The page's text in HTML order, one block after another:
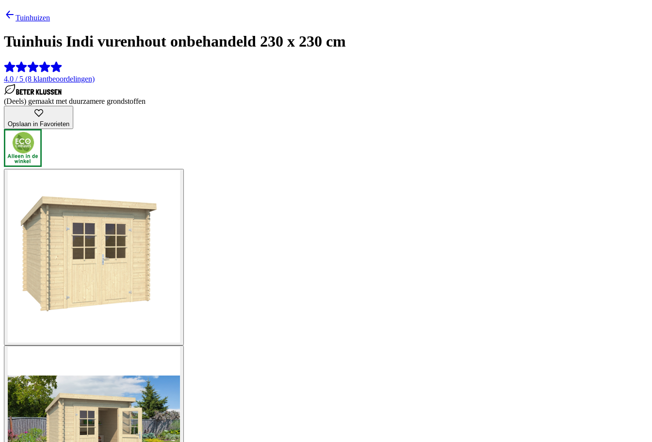
Tuinhuizen
Tuinhuis Indi vurenhout onbehandeld 230 x 230 cm
4.0 / 5 (8 klantbeoordelingen)
(Deels) gemaakt met duurzamere grondstoffen
Opslaan in Favorieten